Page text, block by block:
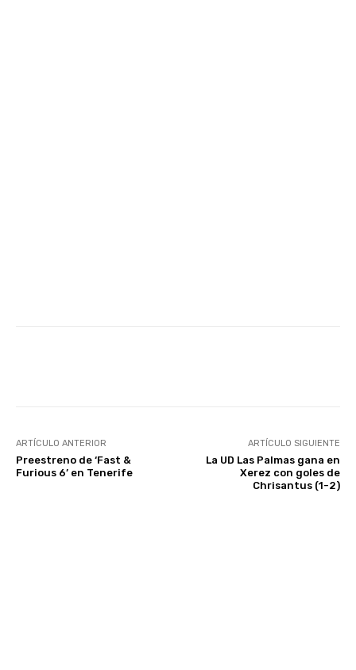
ARTÍCULO ANTERIOR
Preestreno de ‘Fast &
Furious 6’ en Tenerife
ARTÍCULO SIGUIENTE
La UD Las Palmas gana en
Xerez con goles de
Chrisantus (1-2)